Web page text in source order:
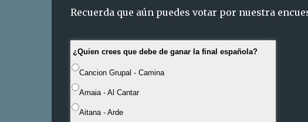
Recuerda que aún puedes votar por nuestra
¿Quien crees que debe de ganar la final española?
Cancion Grupal - Camina
Amaia - Al Cantar
Aitana - Arde